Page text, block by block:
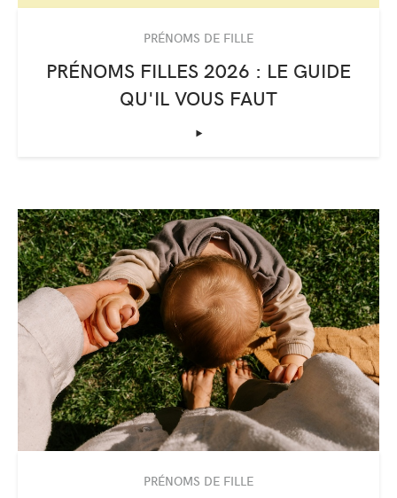
PRÉNOMS DE FILLE
PRÉNOMS FILLES 2026 : LE GUIDE
QU'IL VOUS FAUT
‣
PRÉNOMS DE FILLE